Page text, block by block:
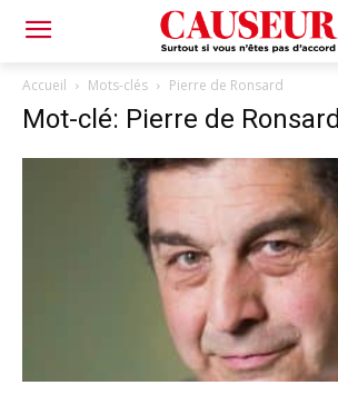
Accueil Mots-clés Pierre de Ronsard
Mot-clé: Pierre de Ronsard